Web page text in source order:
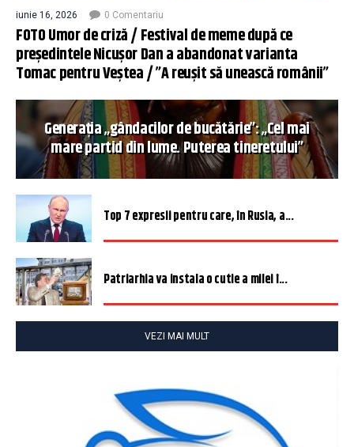
iunie 16, 2026 0 Comentariu
FOTO Umor de criză / Festival de meme după ce
președintele Nicușor Dan a abandonat varianta
Tomac pentru Veștea / ”A reușit să unească românii”
Generația „gândacilor de bucătărie”: „Cel mai
mare partid din lume. Puterea tineretului”
Top 7 expresii pentru care, în Rusia, a...
Patriarhia va instala o cutie a milei î...
VEZI MAI MULT